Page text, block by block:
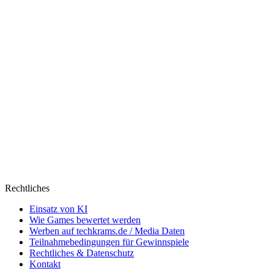
Rechtliches
Einsatz von KI
Wie Games bewertet werden
Werben auf techkrams.de / Media Daten
Teilnahmebedingungen für Gewinnspiele
Rechtliches & Datenschutz
Kontakt